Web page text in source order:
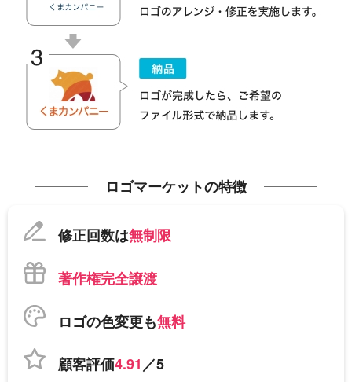
ロゴマーケットの特徴
修正回数は無制限
著作権完全譲渡
ロゴの色変更も無料
顧客評価4.91／5